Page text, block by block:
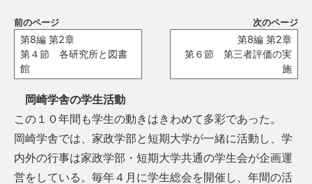
前のページ
第8編 第2章
第４節 各研究所と図書
館
次のページ
第8編 第2章
第６節 第三者評価の実
施
岡崎学舎の学生活動
この１０年間も学生の動きはきわめて多彩であった。
岡崎学舎では、家政学部と短期大学が一緒に活動し、学
内外の行事は家政学部・短期大学共通の学生会が企画運
営をしている。毎年４月に学生総会を開催し、年間の活